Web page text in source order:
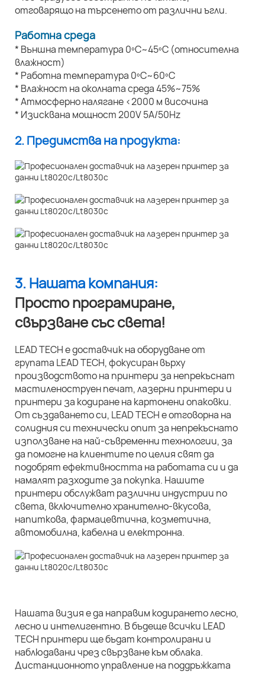
отговарящо на търсенето от различни ъгли.
Работна среда
* Външна температура 0ºC~45ºC (относителна
влажност)
* Работна температура 0ºC~60ºC
* Влажност на околната среда 45%~75%
* Атмосферно налягане <2000 м височина
* Изисквана мощност 200V 5A/50Hz
2. Предимства на продукта:
3. Нашата компания:
Просто програмиране,
свързване със света!
LEAD TECH е доставчик на оборудване от
групата LEAD TECH, фокусиран върху
производството на принтери за непрекъснат
мастиленоструен печат, лазерни принтери и
принтери за кодиране на картонени опаковки.
От създаването си, LEAD TECH е отговорна на
солидния си технически опит за непрекъснато
използване на най-съвременни технологии, за
да помогне на клиентите по целия свят да
подобрят ефективността на работата си и да
намалят разходите за покупка. Нашите
принтери обслужват различни индустрии по
света, включително хранително-вкусова,
напиткова, фармацевтична, козметична,
автомобилна, кабелна и електронна.
Нашата визия е да направим кодирането лесно,
лесно и интелигентно. В бъдеще всички LEAD
TECH принтери ще бъдат контролирани и
наблюдавани чрез свързване към облака.
Дистанционното управление на поддръжката